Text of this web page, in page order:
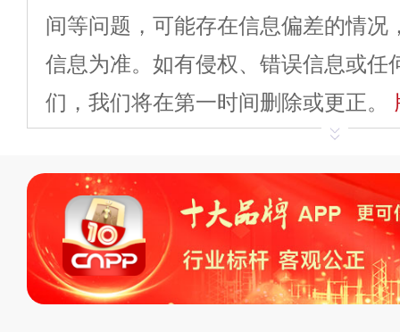
间等问题，可能存在信息偏差的情况
信息为准。如有侵权、错误信息或任
们，我们将在第一时间删除或更正。
平台自有内容（文字
标、LOGO 等）知识产权归本站所
复制、转载、商用。本站不生产产
不代理、不招商、不提供中介服务。
持投资购买的观点或意见，页面信息